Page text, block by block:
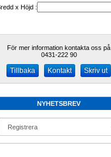
x Höjd :
För mer information kontakta oss på
0431-222 90
Kontakt Skriv ut
NYHETSBREV